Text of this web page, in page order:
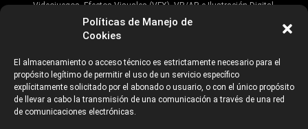
Políticas de Manejo de
Cookies
El almacenamiento o acceso técnico es estrictamente necesario para el
propósito legítimo de permitir el uso de un servicio específico
explícitamente solicitado por el abonado o usuario, o con el único propósito
de llevar a cabo la transmisión de una comunicación a través de una red
de comunicaciones electrónicas.
Videojuegos, Efectos Visuales (VFX), VR/AR e Ilustración Digital.
Hablamos de estas industrias y su alcance global, pero damos un énfasis
especial al talento, estudios, escuelas, eventos y organizaciones que
ANUNCIANTES AVISO DE PRIVACIDAD